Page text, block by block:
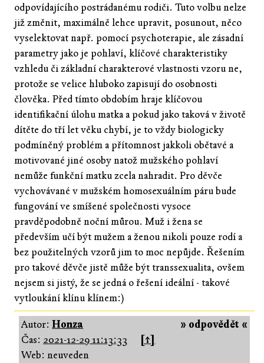
odpovídajícího postrádanému rodiči. Tuto volbu nelze
již změnit, maximálně lehce upravit, posunout, něco
vyselektovat např. pomocí psychoterapie, ale zásadní
parametry jako je pohlaví, klíčové charakteristiky
vzhledu či základní charakterové vlastnosti vzoru ne,
protože se velice hluboko zapisují do osobnosti
člověka. Před tímto obdobím hraje klíčovou
identifikační úlohu matka a pokud jako taková v životě
dítěte do tří let věku chybí, je to vždy biologicky
podmíněný problém a přítomnost jakkoli obětavé a
motivované jiné osoby natož mužského pohlaví
nemůže funkční matku zcela nahradit. Pro děvče
vychovávané v mužském homosexuálním páru bude
fungování ve smíšené společnosti vysoce
pravděpodobně noční můrou. Muž i žena se
především učí být mužem a ženou nikoli pouze rodí a
bez použitelných vzorů jim to moc nepůjde. Řešením
pro takové děvče jistě může být transsexualita, ovšem
nejsem si jistý, že se jedná o řešení ideální - takové
vytloukání klínu klínem:)
» odpovědět «
Autor:Honza
Čas: 2021-12-29 11:13:33
[↑]
Web: neuveden